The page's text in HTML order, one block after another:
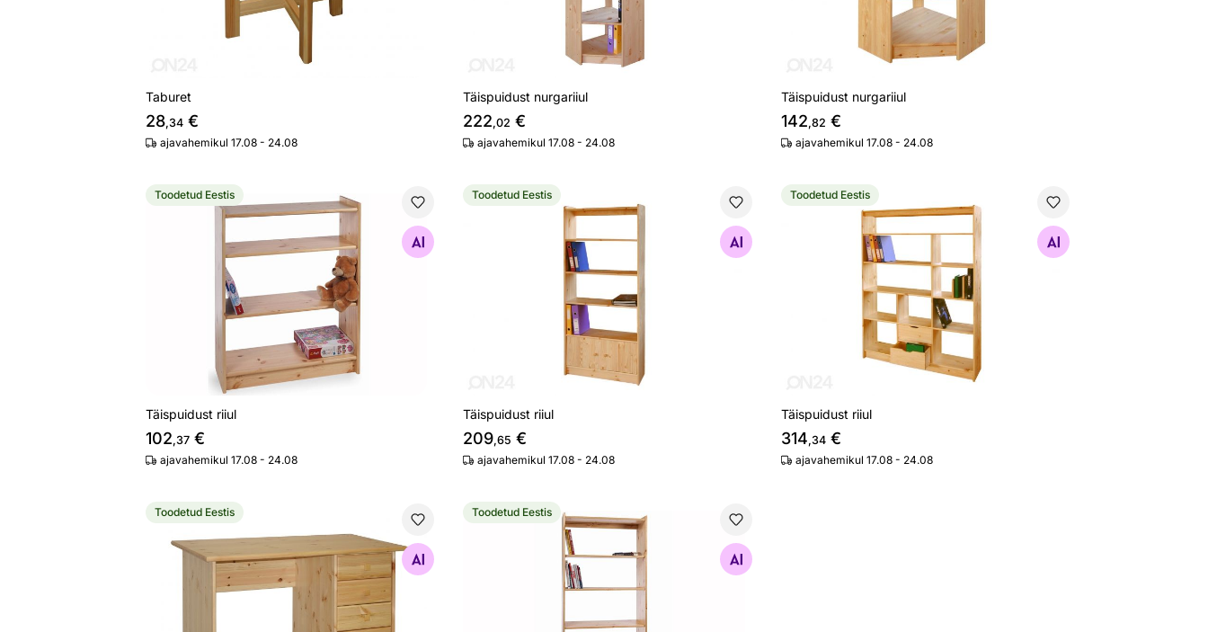
Taburet
28,34 €
ajavahemikul 17.08 - 24.08
Täispuidust nurgariiul
222,02 €
ajavahemikul 17.08 - 24.08
Täispuidust nurgariiul
142,82 €
ajavahemikul 17.08 - 24.08
Täispuidust riiul
Otsi sarnaseid
Toodetud Eestis
Täispuidust riiul
102,37 €
ajavahemikul 17.08 - 24.08
Täispuidust riiul
Toodetud Eestis
Täispuidust riiul
209,65 €
ajavahemikul 17.08 - 24.08
Täispuidust riiul
Otsi sarnaseid
Toodetud Eestis
Täispuidust riiul
314,34€
ajavahemikul 17.08 - 24.08
Otsi sarnaseid
Toodetud Eestis
Täispuidust riiul
Toodetud Eestis